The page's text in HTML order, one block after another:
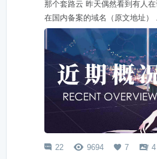
那个套路云 昨天偶然看到有人
在国内备案的域名（原文地址）
 22  9694  7  4